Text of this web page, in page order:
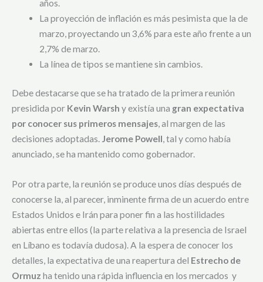
años.
La proyección de inflación es más pesimista que la de
marzo, proyectando un 3,6% para este año frente a un
2,7% de marzo.
La línea de tipos se mantiene sin cambios.
Debe destacarse que se ha tratado de la primera reunión
presidida por Kevin Warsh y existía una gran expectativa
por conocer sus primeros mensajes, al margen de las
decisiones adoptadas. Jerome Powell, tal y como había
anunciado, se ha mantenido como gobernador.
Por otra parte, la reunión se produce unos días después de
conocerse la, al parecer, inminente firma de un acuerdo entre
Estados Unidos e Irán para poner fin a las hostilidades
abiertas entre ellos (la parte relativa a la presencia de Israel
en Líbano es todavía dudosa). A la espera de conocer los
detalles, la expectativa de una reapertura del Estrecho de
Ormuz ha tenido una rápida influencia en los mercados y